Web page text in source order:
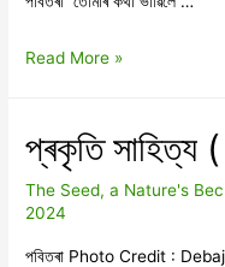
প্ৰকৃতি
কবিতা)
Read More »
প্ৰকৃতি সাহিত্য
The Seed, a Nature's
2024
পবিতৰা Photo Credit : Debajit